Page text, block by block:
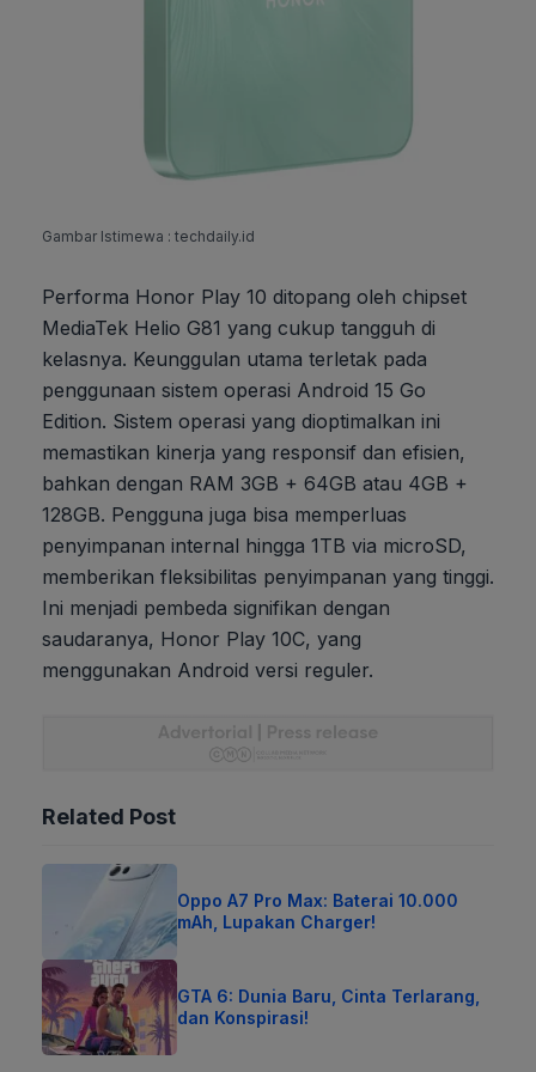
Gambar Istimewa : techdaily.id
Performa Honor Play 10 ditopang oleh chipset
MediaTek Helio G81 yang cukup tangguh di
kelasnya. Keunggulan utama terletak pada
penggunaan sistem operasi Android 15 Go
Edition. Sistem operasi yang dioptimalkan ini
memastikan kinerja yang responsif dan efisien,
bahkan dengan RAM 3GB + 64GB atau 4GB +
128GB. Pengguna juga bisa memperluas
penyimpanan internal hingga 1TB via microSD,
memberikan fleksibilitas penyimpanan yang tinggi.
Ini menjadi pembeda signifikan dengan
saudaranya, Honor Play 10C, yang
menggunakan Android versi reguler.
Related Post
Oppo A7 Pro Max: Baterai 10.000
mAh, Lupakan Charger!
GTA 6: Dunia Baru, Cinta Terlarang,
dan Konspirasi!